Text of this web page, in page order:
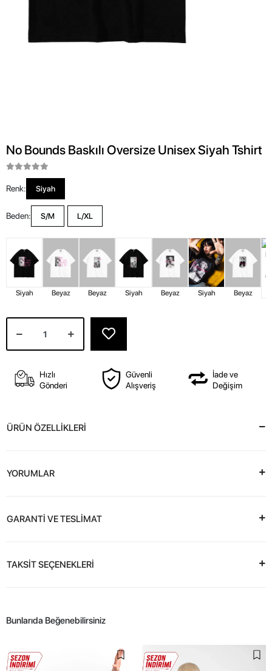
No Bounds Baskılı Oversize Unisex Siyah Tshirt
Renk: Siyah
Beden: S/M L/XL
Siyah Beyaz Beyaz Siyah Beyaz Siyah
Beyaz
Hızlı
Gönderi
Güvenli
Alışveriş
İade ve
Değişim
ÜRÜN ÖZELLİKLERİ
YORUMLAR
GARANTİ VE TESLİMAT
TAKSİT SEÇENEKLERİ
Bunlarıda Beğenebilirsiniz